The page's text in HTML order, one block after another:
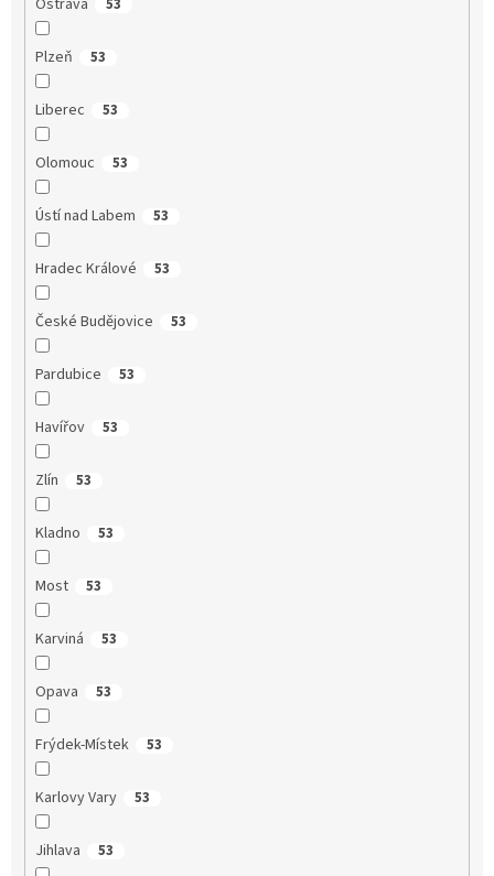
Ostrava 53
Plzeň 53
Liberec 53
Olomouc 53
Ústí nad Labem 53
Hradec Králové 53
České Budějovice 53
Pardubice 53
Havířov 53
Zlín 53
Kladno 53
Most 53
Karviná 53
Opava 53
Frýdek-Místek 53
Karlovy Vary 53
Jihlava 53